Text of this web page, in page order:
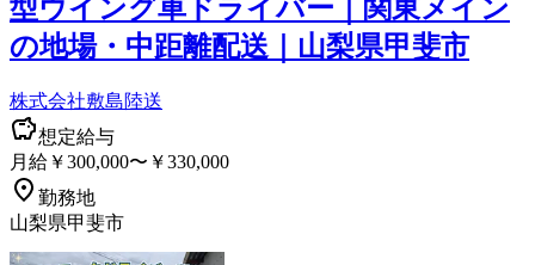
型ウイング車ドライバー｜関東メイン
の地場・中距離配送｜山梨県甲斐市
株式会社敷島陸送
想定給与
月給￥300,000〜￥330,000
勤務地
山梨県甲斐市